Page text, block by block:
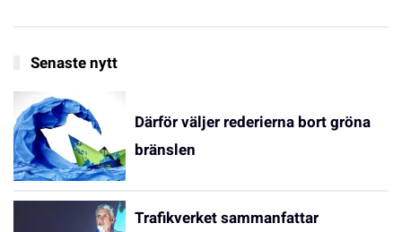
Senaste nytt
Därför väljer rederierna bort gröna
bränslen
Trafikverket sammanfattar